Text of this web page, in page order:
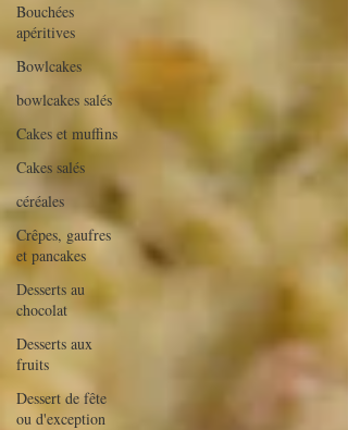
Bouchées
apéritives
Bowlcakes
bowlcakes salés
Cakes et muffins
Cakes salés
céréales
Crêpes, gaufres
et pancakes
Desserts au
chocolat
Desserts aux
fruits
Dessert de fête
ou d'exception